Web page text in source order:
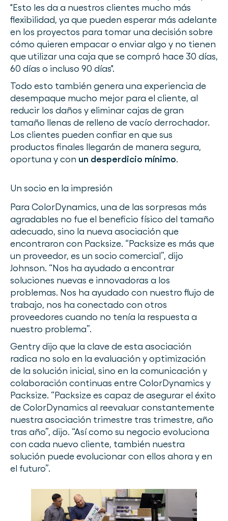
"Esto les da a nuestros clientes mucho más
flexibilidad, ya que pueden esperar más adelante
en los proyectos para tomar una decisión sobre
cómo quieren empacar o enviar algo y no tienen
que utilizar una caja que se compró hace 30 días,
60 días o incluso 90 días".
Todo esto también genera una experiencia de
desempaque mucho mejor para el cliente, al
reducir los daños y eliminar cajas de gran
tamaño llenas de relleno de vacío derrochador.
Los clientes pueden confiar en que sus
productos finales llegarán de manera segura,
oportuna y con un desperdicio mínimo.
Un socio en la impresión
Para ColorDynamics, una de las sorpresas más
agradables no fue el beneficio físico del tamaño
adecuado, sino la nueva asociación que
encontraron con Packsize. “Packsize es más que
un proveedor, es un socio comercial”, dijo
Johnson. “Nos ha ayudado a encontrar
soluciones nuevas e innovadoras a los
problemas. Nos ha ayudado con nuestro flujo de
trabajo, nos ha conectado con otros
proveedores cuando no tenía la respuesta a
nuestro problema”.
Gentry dijo que la clave de esta asociación
radica no solo en la evaluación y optimización
de la solución inicial, sino en la comunicación y
colaboración continuas entre ColorDynamics y
Packsize. “Packsize es capaz de asegurar el éxito
de ColorDynamics al reevaluar constantemente
nuestra asociación trimestre tras trimestre, año
tras año”, dijo. “Así como su negocio evoluciona
con cada nuevo cliente, también nuestra
solución puede evolucionar con ellos ahora y en
el futuro”.